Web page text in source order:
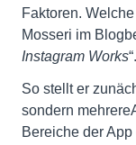
Faktoren.
Mosseri im
Instagram Works“.
So stellt er
sondern
Bereiche der